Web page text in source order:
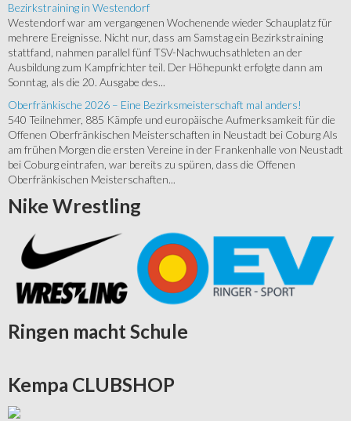
Bezirkstraining in Westendorf
Westendorf war am vergangenen Wochenende wieder Schauplatz für
mehrere Ereignisse. Nicht nur, dass am Samstag ein Bezirkstraining
stattfand, nahmen parallel fünf TSV-Nachwuchsathleten an der
Ausbildung zum Kampfrichter teil. Der Höhepunkt erfolgte dann am
Sonntag, als die 20. Ausgabe des...
Oberfränkische 2026 – Eine Bezirksmeisterschaft mal anders!
540 Teilnehmer, 885 Kämpfe und europäische Aufmerksamkeit für die
Offenen Oberfränkischen Meisterschaften in Neustadt bei Coburg Als
am frühen Morgen die ersten Vereine in der Frankenhalle von Neustadt
bei Coburg eintrafen, war bereits zu spüren, dass die Offenen
Oberfränkischen Meisterschaften...
Nike Wrestling
Ringen macht Schule
Kempa CLUBSHOP